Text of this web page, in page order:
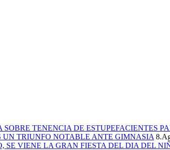
TENENCIA DE ESTUPEFACIENTES
UN TRIUNFO NOTABLE ANTE GIMNASIA
SE VIENE LA GRAN FIESTA DEL DIA DEL